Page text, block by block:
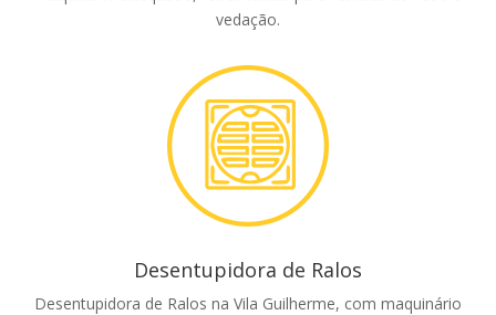
vedação.
Desentupidora de Ralos
Desentupidora de Ralos na Vila Guilherme, com maquinário